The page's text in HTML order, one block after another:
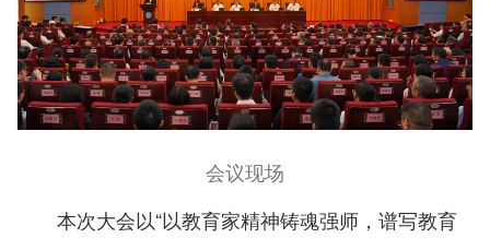
会议现场
本次大会以“以教育家精神铸魂强师，谱写教育